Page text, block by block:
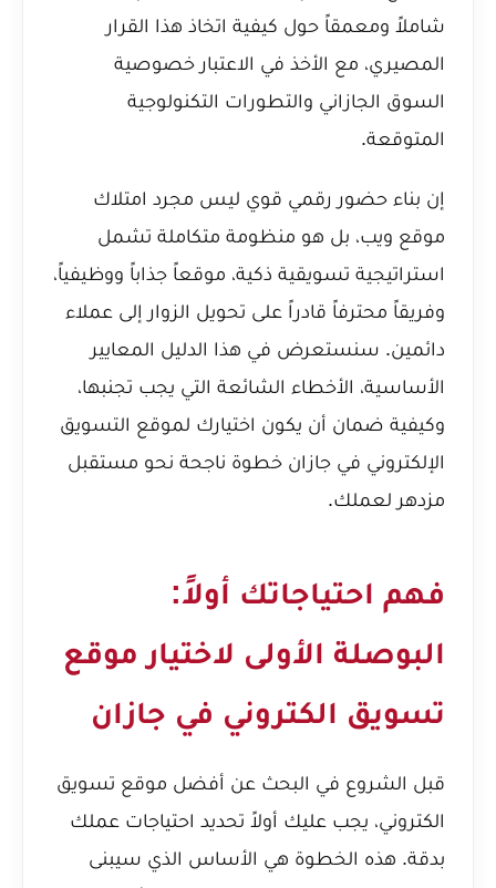
شاملاً ومعمقاً حول كيفية اتخاذ هذا القرار
المصيري، مع الأخذ في الاعتبار خصوصية
السوق الجازاني والتطورات التكنولوجية
المتوقعة.
إن بناء حضور رقمي قوي ليس مجرد امتلاك
موقع ويب، بل هو منظومة متكاملة تشمل
استراتيجية تسويقية ذكية، موقعاً جذاباً ووظيفياً،
وفريقاً محترفاً قادراً على تحويل الزوار إلى عملاء
دائمين. سنستعرض في هذا الدليل المعايير
الأساسية، الأخطاء الشائعة التي يجب تجنبها،
وكيفية ضمان أن يكون اختيارك لموقع التسويق
الإلكتروني في جازان خطوة ناجحة نحو مستقبل
مزدهر لعملك.
فهم احتياجاتك أولاً:
البوصلة الأولى لاختيار موقع
تسويق الكتروني في جازان
قبل الشروع في البحث عن أفضل موقع تسويق
الكتروني، يجب عليك أولاً تحديد احتياجات عملك
بدقة. هذه الخطوة هي الأساس الذي سيبنى